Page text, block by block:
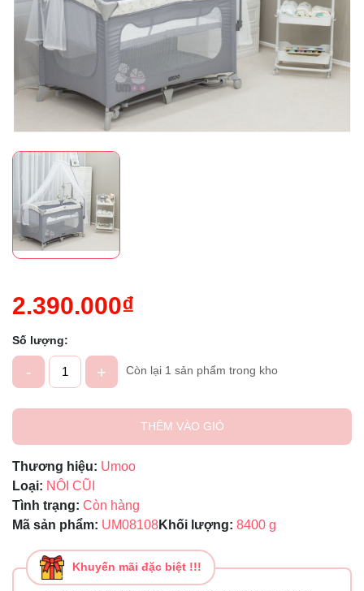
2.390.000₫
Số lượng:
- + Còn lại 1 sản phẩm trong kho
THÊM VÀO GIỎ
Thương hiệu: Umoo
Loại: NÔI CŨI
Tình trạng: Còn hàng
Mã sản phẩm: UM08108Khối lượng: 8400 g
Khuyến mãi đặc biệt !!!